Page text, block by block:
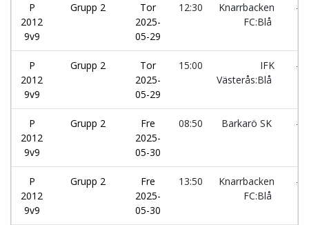
P
2012
9v9
Grupp 2
Tor
2025-
05-29
12:30
Knarrbacken
FC:Blå
-
P
2012
9v9
Grupp 2
Tor
2025-
05-29
15:00
IFK
Västerås:Blå
-
P
2012
9v9
Grupp 2
Fre
2025-
05-30
08:50 Barkarö SK -
P
2012
9v9
Grupp 2
Fre
2025-
05-30
13:50
Knarrbacken
FC:Blå
-